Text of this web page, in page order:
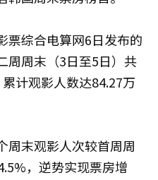
票综合电算网6日发布的
周周末（3日至5日）共
计观影人数达84.27万
周末观影人次较首周周
，逆势实现票房增